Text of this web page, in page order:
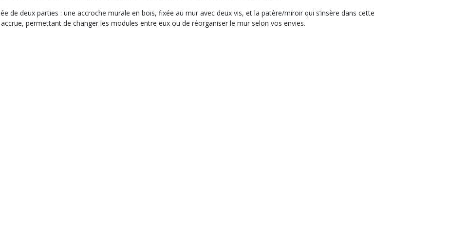
de deux parties : une accroche murale en bois, fixée au mur avec deux vis, et la patère/miroir qui s’insère dans cette
permettant de changer les modules entre eux ou de réorganiser le mur selon vos envies.